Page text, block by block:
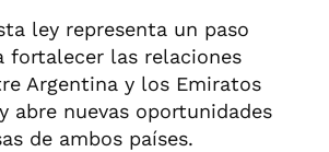
ley representa un paso
fortalecer las relaciones
Argentina y los Emiratos
abre nuevas oportunidades
de ambos países.